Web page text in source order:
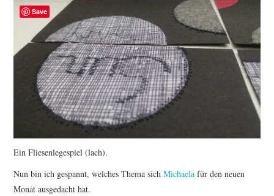
Ein Fliesenlegespiel (lach).
Nun bin ich gespannt, welches Thema sichMichaela für den neuen
Monat ausgedacht hat.
Save